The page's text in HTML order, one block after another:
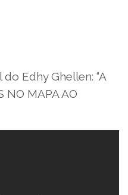
Edhy Ghellen: “A
NO MAPA AO